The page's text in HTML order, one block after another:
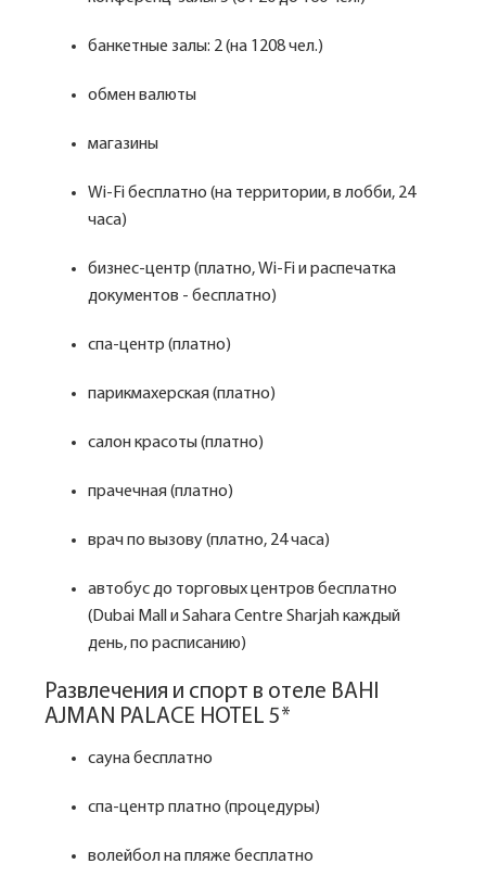
банкетные залы: 2 (на 1208 чел.)
обмен валюты
магазины
Wi-Fi бесплатно (на территории, в лобби, 24
часа)
бизнес-центр (платно, Wi-Fi и распечатка
документов - бесплатно)
спа-центр (платно)
парикмахерская (платно)
салон красоты (платно)
прачечная (платно)
врач по вызову (платно, 24 часа)
автобус до торговых центров бесплатно
(Dubai Mall и Sahara Centre Sharjah каждый
день, по расписанию)
Развлечения и спорт в отеле BAHI
AJMAN PALACE HOTEL 5*
сауна бесплатно
спа-центр платно (процедуры)
волейбол на пляже бесплатно